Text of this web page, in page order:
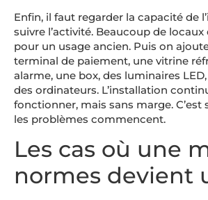
Enfin, il faut regarder la capacité de
suivre l’activité. Beaucoup de
pour un usage ancien. Puis on
terminal de paiement, une vitrine
alarme, une box, des luminaires
des ordinateurs. L’installation
fonctionner, mais sans marge. C’est
les problèmes commencent.
Les cas où une
normes devient